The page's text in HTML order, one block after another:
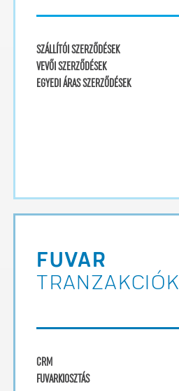
SZÁLLÍTÓI SZERZŐDÉSEK
VEVŐI SZERZŐDÉSEK
EGYEDI ÁRAS SZERZŐDÉSEK
FUVAR
TRANZAKCIÓK
CRM
FUVARKIOSZTÁS